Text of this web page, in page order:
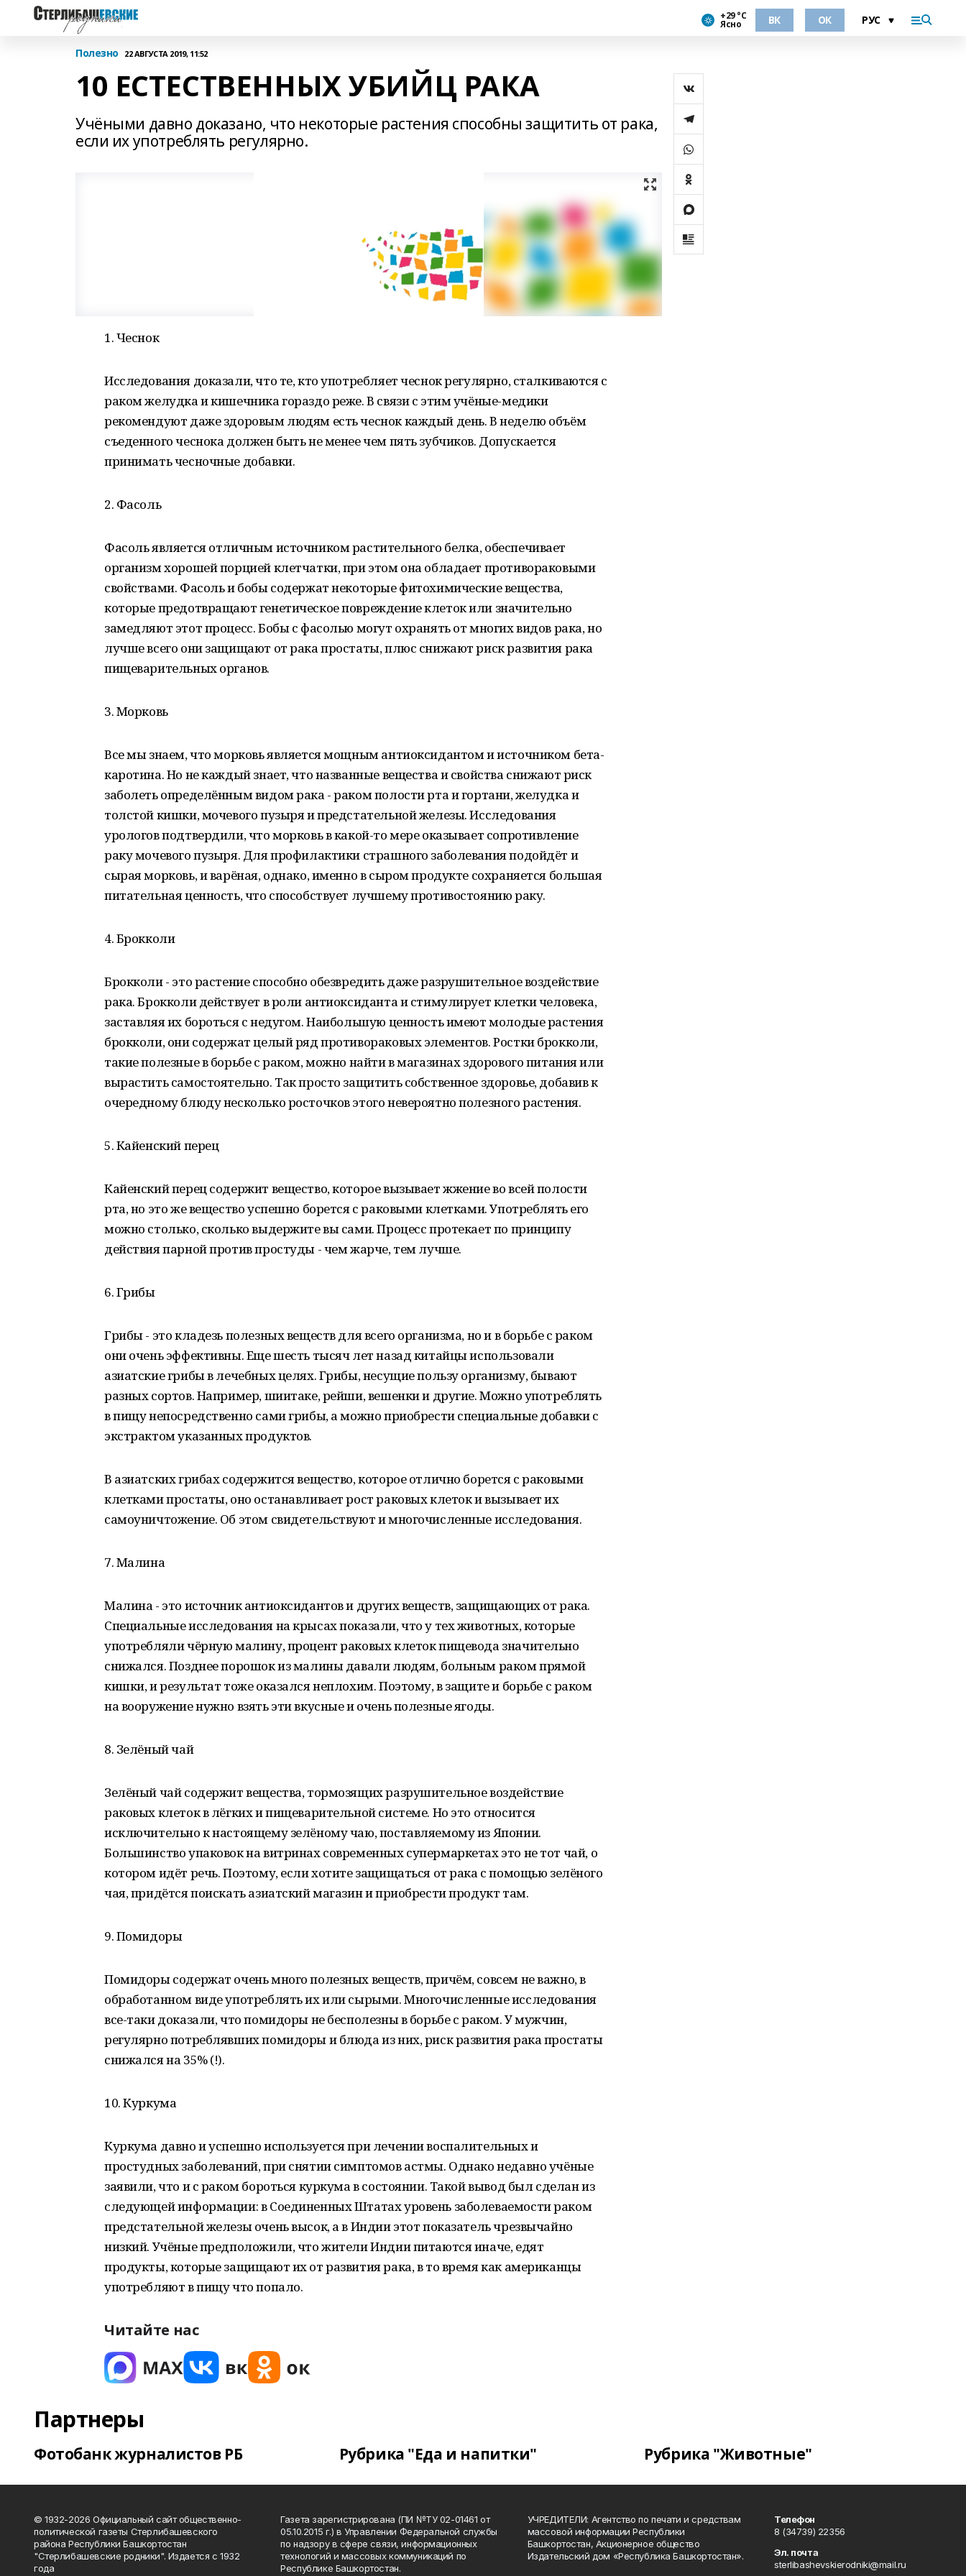
+29 °С
Ясно ВК ОК
Полезно 22 АВГУСТА 2019, 11:52
10 ЕСТЕСТВЕННЫХ УБИЙЦ РАКА
Учёными давно доказано, что некоторые растения способны защитить от рака,
если их употреблять регулярно.
1. Чеснок
Исследования доказали, что те, кто употребляет чеснок регулярно, сталкиваются с
раком желудка и кишечника гораздо реже. В связи с этим учёные-медики
рекомендуют даже здоровым людям есть чеснок каждый день. В неделю объём
съеденного чеснока должен быть не менее чем пять зубчиков. Допускается
принимать чесночные добавки.
2. Фасоль
Фасоль является отличным источником растительного белка, обеспечивает
организм хорошей порцией клетчатки, при этом она обладает противораковыми
свойствами. Фасоль и бобы содержат некоторые фитохимические вещества,
которые предотвращают генетическое повреждение клеток или значительно
замедляют этот процесс. Бобы с фасолью могут охранять от многих видов рака, но
лучше всего они защищают от рака простаты, плюс снижают риск развития рака
пищеварительных органов.
3. Морковь
Все мы знаем, что морковь является мощным антиоксидантом и источником бета-
каротина. Но не каждый знает, что названные вещества и свойства снижают риск
заболеть определённым видом рака - раком полости рта и гортани, желудка и
толстой кишки, мочевого пузыря и предстательной железы. Исследования
урологов подтвердили, что морковь в какой-то мере оказывает сопротивление
раку мочевого пузыря. Для профилактики страшного заболевания подойдёт и
сырая морковь, и варёная, однако, именно в сыром продукте сохраняется большая
питательная ценность, что способствует лучшему противостоянию раку.
4. Брокколи
Брокколи - это растение способно обезвредить даже разрушительное воздействие
рака. Брокколи действует в роли антиоксиданта и стимулирует клетки человека,
заставляя их бороться с недугом. Наибольшую ценность имеют молодые растения
брокколи, они содержат целый ряд противораковых элементов. Ростки брокколи,
такие полезные в борьбе с раком, можно найти в магазинах здорового питания или
вырастить самостоятельно. Так просто защитить собственное здоровье, добавив к
очередному блюду несколько росточков этого невероятно полезного растения.
5. Кайенский перец
Кайенский перец содержит вещество, которое вызывает жжение во всей полости
рта, но это же вещество успешно борется с раковыми клетками. Употреблять его
можно столько, сколько выдержите вы сами. Процесс протекает по принципу
действия парной против простуды - чем жарче, тем лучше.
6. Грибы
Грибы - это кладезь полезных веществ для всего организма, но и в борьбе с раком
они очень эффективны. Еще шесть тысяч лет назад китайцы использовали
азиатские грибы в лечебных целях. Грибы, несущие пользу организму, бывают
разных сортов. Например, шиитаке, рейши, вешенки и другие. Можно употреблять
в пищу непосредственно сами грибы, а можно приобрести специальные добавки с
экстрактом указанных продуктов.
В азиатских грибах содержится вещество, которое отлично борется с раковыми
клетками простаты, оно останавливает рост раковых клеток и вызывает их
самоуничтожение. Об этом свидетельствуют и многочисленные исследования.
7. Малина
Малина - это источник антиоксидантов и других веществ, защищающих от рака.
Специальные исследования на крысах показали, что у тех животных, которые
употребляли чёрную малину, процент раковых клеток пищевода значительно
снижался. Позднее порошок из малины давали людям, больным раком прямой
кишки, и результат тоже оказался неплохим. Поэтому, в защите и борьбе с раком
на вооружение нужно взять эти вкусные и очень полезные ягоды.
8. Зелёный чай
Зелёный чай содержит вещества, тормозящих разрушительное воздействие
раковых клеток в лёгких и пищеварительной системе. Но это относится
исключительно к настоящему зелёному чаю, поставляемому из Японии.
Большинство упаковок на витринах современных супермаркетах это не тот чай, о
котором идёт речь. Поэтому, если хотите защищаться от рака с помощью зелёного
чая, придётся поискать азиатский магазин и приобрести продукт там.
9. Помидоры
Помидоры содержат очень много полезных веществ, причём, совсем не важно, в
обработанном виде употреблять их или сырыми. Многочисленные исследования
все-таки доказали, что помидоры не бесполезны в борьбе с раком. У мужчин,
регулярно потреблявших помидоры и блюда из них, риск развития рака простаты
снижался на 35% (!).
10. Куркума
Куркума давно и успешно используется при лечении воспалительных и
простудных заболеваний, при снятии симптомов астмы. Однако недавно учёные
заявили, что и с раком бороться куркума в состоянии. Такой вывод был сделан из
следующей информации: в Соединенных Штатах уровень заболеваемости раком
предстательной железы очень высок, а в Индии этот показатель чрезвычайно
низкий. Учёные предположили, что жители Индии питаются иначе, едят
продукты, которые защищают их от развития рака, в то время как американцы
употребляют в пищу что попало.
Читайте нас
Партнеры
Фотобанк журналистов РБ Рубрика "Еда и напитки" Рубрика "Животные"
© 1932-2026 Официальный сайт общественно-
политической газеты Стерлибашевского
района Республики Башкортостан
"Стерлибашевские родники". Издается с 1932
года
Газета зарегистрирована (ПИ №ТУ 02-01461 от
05.10.2015 г.) в Управлении Федеральной службы
по надзору в сфере связи, информационных
технологий и массовых коммуникаций по
Республике Башкортостан.
УЧРЕДИТЕЛИ: Агентство по печати и средствам
массовой информации Республики
Башкортостан, Акционерное общество
Издательский дом «Республика Башкортостан».
Телефон
8 (34739) 22356
Эл. почта
sterlibashevskierodniki@mail.ru